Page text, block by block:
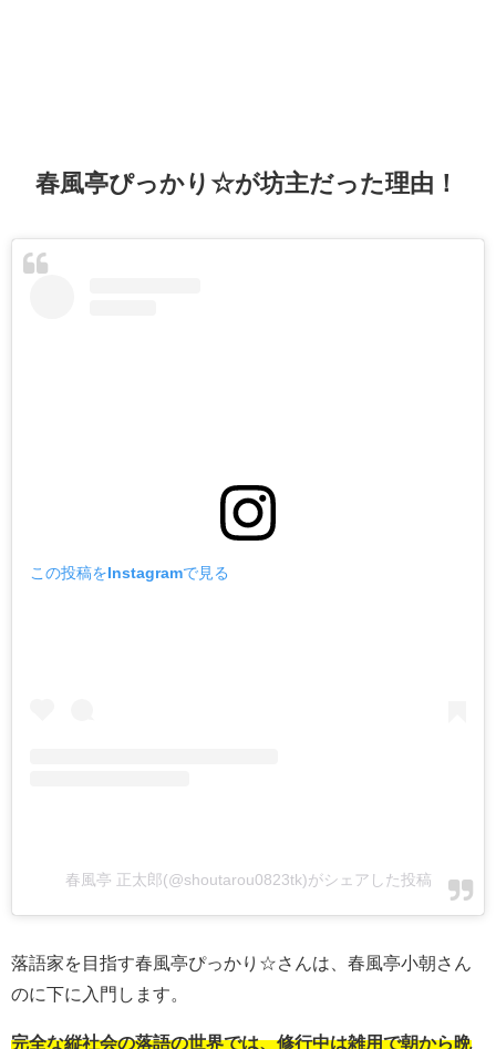
春風亭ぴっかり☆が坊主だった理由！
この投稿をInstagramで見る
春風亭 正太郎(@shoutarou0823tk)がシェアした投稿
落語家を目指す春風亭ぴっかり☆さんは、春風亭小朝さん
のに下に入門します。
完全な縦社会の落語の世界では、修行中は雑用で朝から晩